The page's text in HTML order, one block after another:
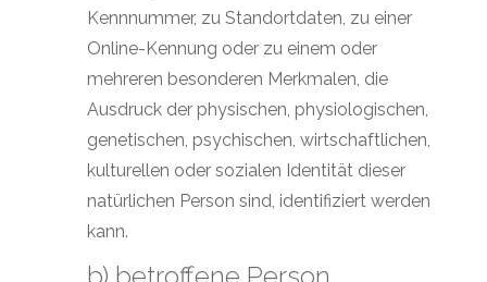
Kennnummer, zu Standortdaten, zu einer
Online-Kennung oder zu einem oder
mehreren besonderen Merkmalen, die
Ausdruck der physischen, physiologischen,
genetischen, psychischen, wirtschaftlichen,
kulturellen oder sozialen Identität dieser
natürlichen Person sind, identifiziert werden
kann.